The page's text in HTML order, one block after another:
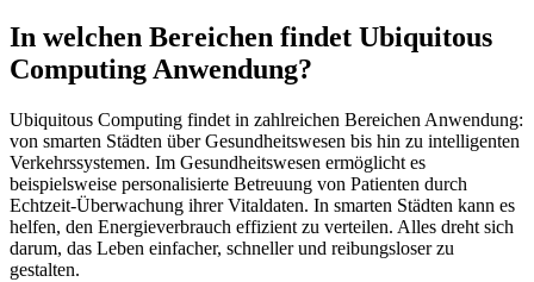
In welchen Bereichen findet Ubiquitous
Computing Anwendung?
Ubiquitous Computing findet in zahlreichen Bereichen Anwendung:
von smarten Städten über Gesundheitswesen bis hin zu intelligenten
Verkehrssystemen. Im Gesundheitswesen ermöglicht es
beispielsweise personalisierte Betreuung von Patienten durch
Echtzeit-Überwachung ihrer Vitaldaten. In smarten Städten kann es
helfen, den Energieverbrauch effizient zu verteilen. Alles dreht sich
darum, das Leben einfacher, schneller und reibungsloser zu
gestalten.